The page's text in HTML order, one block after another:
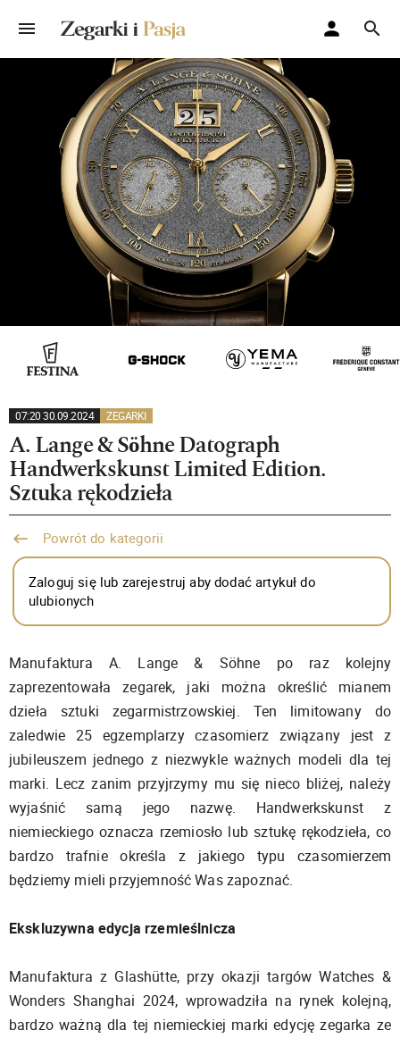
07:20 30.09.2024 ZEGARKI
A. Lange & Söhne Datograph
Handwerkskunst Limited Edition.
Sztuka rękodzieła
Powrót do kategorii
Zaloguj się lub zarejestruj aby dodać artykuł do
ulubionych
Manufaktura A. Lange & Söhne po raz kolejny
zaprezentowała zegarek, jaki można określić mianem
dzieła sztuki zegarmistrzowskiej. Ten limitowany do
zaledwie 25 egzemplarzy czasomierz związany jest z
jubileuszem jednego z niezwykle ważnych modeli dla tej
marki. Lecz zanim przyjrzymy mu się nieco bliżej, należy
wyjaśnić samą jego nazwę. Handwerkskunst z
niemieckiego oznacza rzemiosło lub sztukę rękodzieła, co
bardzo trafnie określa z jakiego typu czasomierzem
będziemy mieli przyjemność Was zapoznać.
Ekskluzywna edycja rzemieślnicza
Manufaktura z Glashütte, przy okazji targów Watches &
Wonders Shanghai 2024, wprowadziła na rynek kolejną,
bardzo ważną dla tej niemieckiej marki edycję zegarka ze